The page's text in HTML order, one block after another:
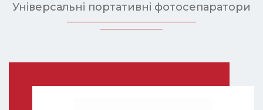
Універсальні портативні фотосепаратори